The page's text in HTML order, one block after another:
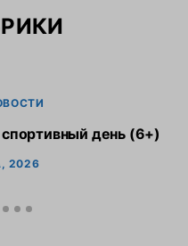
день (6+)
2026